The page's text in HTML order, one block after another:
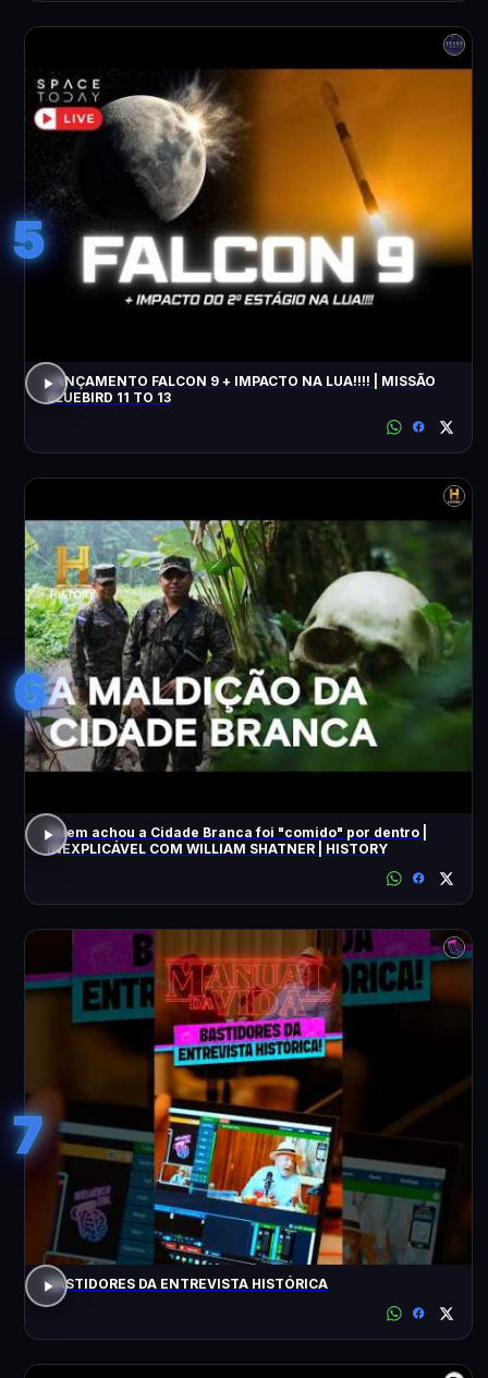
5
LANÇAMENTO FALCON 9 + IMPACTO NA LUA!!!! | MISSÃO
BLUEBIRD 11 TO 13
6
Quem achou a Cidade Branca foi "comido" por dentro |
INEXPLICÁVEL COM WILLIAM SHATNER | HISTORY
7
BASTIDORES DA ENTREVISTA HISTÓRICA